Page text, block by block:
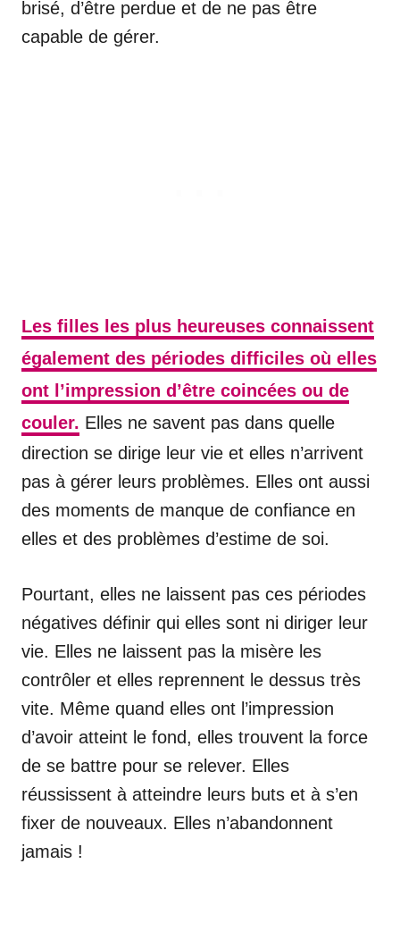
brisé, d’être perdue et de ne pas être
capable de gérer.
Les filles les plus heureuses connaissent
également des périodes difficiles où elles
ont l’impression d’être coincées ou de
couler. Elles ne savent pas dans quelle
direction se dirige leur vie et elles n’arrivent
pas à gérer leurs problèmes. Elles ont aussi
des moments de manque de confiance en
elles et des problèmes d’estime de soi.
Pourtant, elles ne laissent pas ces périodes
négatives définir qui elles sont ni diriger leur
vie. Elles ne laissent pas la misère les
contrôler et elles reprennent le dessus très
vite. Même quand elles ont l’impression
d’avoir atteint le fond, elles trouvent la force
de se battre pour se relever. Elles
réussissent à atteindre leurs buts et à s’en
fixer de nouveaux. Elles n’abandonnent
jamais !